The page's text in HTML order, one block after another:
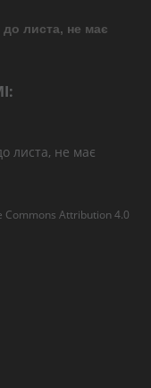
листа, не має
ЗМІ:
листа, не має
Commons Attribution 4.0